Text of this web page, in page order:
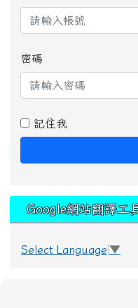
密碼
記住我
Google網站翻譯工
Select Language ▼